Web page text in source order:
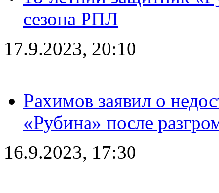
сезона РПЛ
17.9.2023, 20:10
Рахимов заявил о
«Рубина» после
16.9.2023, 17:30